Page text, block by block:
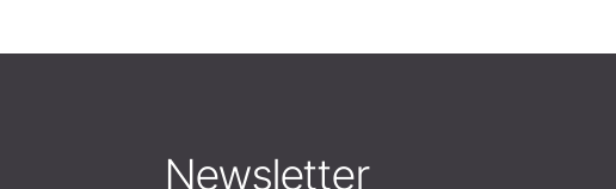
Newsletter